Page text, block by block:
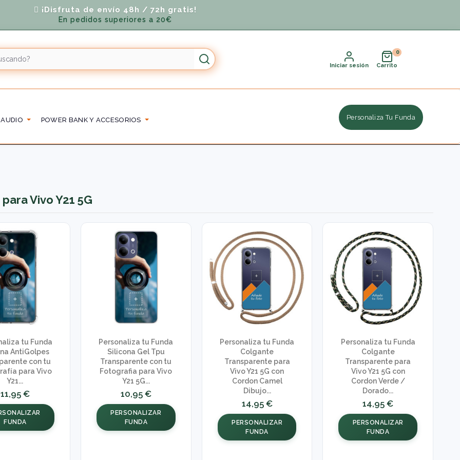
¡Disfruta de envío 48h / 72h gratis!
En pedidos superiores a 20€
Iniciar sesión Carrito
POWER BANK Y ACCESORIOS Personaliza Tu Funda
Vivo Y21 5G
tu Funda
AntiGolpes
con tu
para Vivo
Y21...
11,95 €
FUNDA
Personaliza tu Funda
Silicona Gel Tpu
Transparente con tu
Fotografia para Vivo
Y21 5G...
10,95 €
PERSONALIZAR
FUNDA
Personaliza tu Funda
Colgante
Transparente para
Vivo Y21 5G con
Cordon Camel
Dibujo...
14,95 €
PERSONALIZAR
FUNDA
Personaliza tu Funda
Colgante
Transparente para
Vivo Y21 5G con
Cordon Verde /
Dorado...
14,95 €
PERSONALIZAR
FUNDA